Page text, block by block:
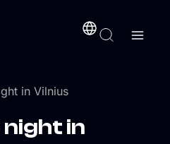
in Vilnius
night in